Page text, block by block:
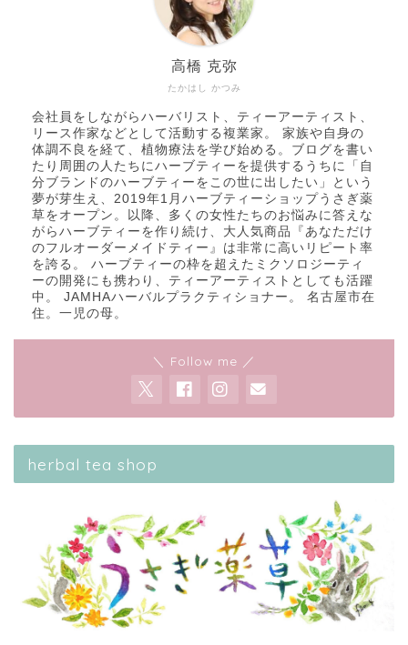
たかはし かつみ
高橋 克弥
会社員をしながらハーバリスト、ティーアーティスト、
リース作家などとして活動する複業家。 家族や自身の
体調不良を経て、植物療法を学び始める。ブログを書い
たり周囲の人たちにハーブティーを提供するうちに「自
分ブランドのハーブティーをこの世に出したい」という
夢が芽生え、2019年1月ハーブティーショップうさぎ薬
草をオープン。以降、多くの女性たちのお悩みに答えな
がらハーブティーを作り続け、大人気商品『あなただけ
のフルオーダーメイドティー』は非常に高いリピート率
を誇る。 ハーブティーの枠を超えたミクソロジーティ
ーの開発にも携わり、ティーアーティストとしても活躍
中。 JAMHAハーバルプラクティショナー。 名古屋市在
住。一児の母。
＼ Follow me ／
herbal tea shop